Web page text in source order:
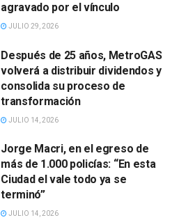
agravado por el vínculo
JULIO 29, 2026
Después de 25 años, MetroGAS
volverá a distribuir dividendos y
consolida su proceso de
transformación
JULIO 14, 2026
Jorge Macri, en el egreso de
más de 1.000 policías: “En esta
Ciudad el vale todo ya se
terminó”
JULIO 14, 2026